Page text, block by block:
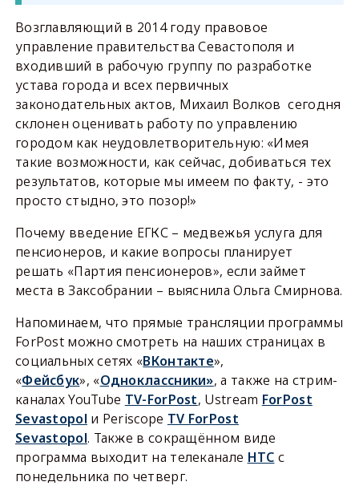
Возглавляющий в 2014 году правовое
управление правительства Севастополя и
входивший в рабочую группу по разработке
устава города и всех первичных
законодательных актов, Михаил Волков сегодня
склонен оценивать работу по управлению
городом как неудовлетворительную: «Имея
такие возможности, как сейчас, добиваться тех
результатов, которые мы имеем по факту, - это
просто стыдно, это позор!»
Почему введение ЕГКС – медвежья услуга для
пенсионеров, и какие вопросы планирует
решать «Партия пенсионеров», если займет
места в Заксобрании – выяснила Ольга Смирнова.
Напоминаем, что прямые трансляции программы
ForPost можно смотреть на наших страницах в
социальных сетях «ВКонтакте»,
«Фейсбук», «Одноклассники», а также на стрим-
каналах YouTube TV-ForPost, Ustream ForPost
Sevastopol и Periscope TV ForPost
Sevastopol. Также в сокращённом виде
программа выходит на телеканале НТС с
понедельника по четверг.